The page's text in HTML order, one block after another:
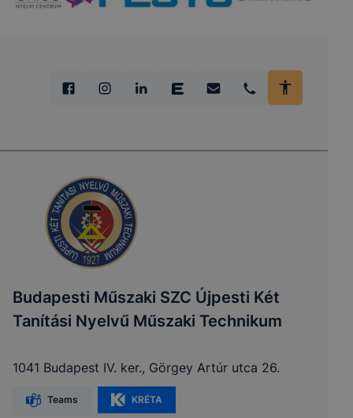
Budapesti Műszaki SZC Újpesti Két
Tanítási Nyelvű Műszaki Technikum
1041 Budapest IV. ker., Görgey Artúr utca 26.
Teams KRÉTA